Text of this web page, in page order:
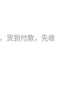
货到付款，先收